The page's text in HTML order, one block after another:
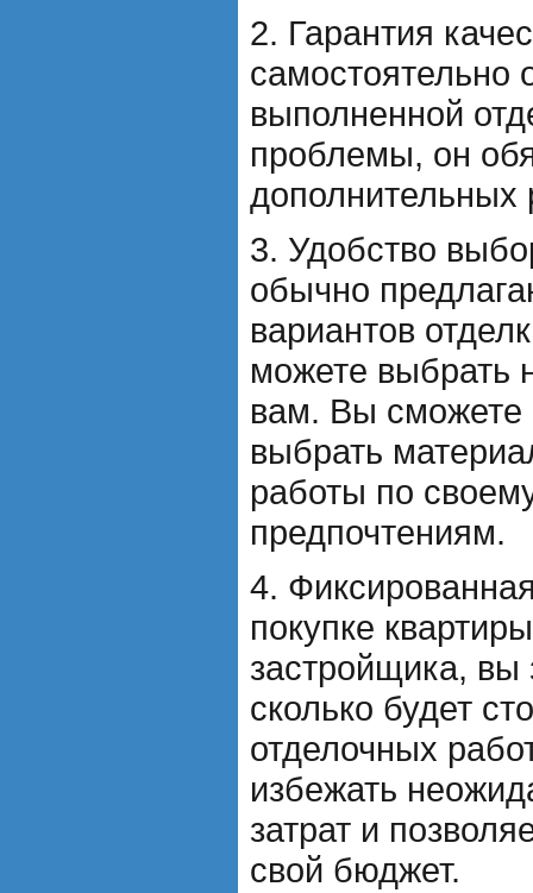
2. Гарантия
самостоятельно
выполненной
проблемы, он
дополнительных
3. Удобство
обычно
вариантов
можете выбрать
вам. Вы сможете
выбрать
работы по
предпочтениям.
4.
покупке
застройщика, вы
сколько будет
отделочных
избежать
затрат и
свой бюджет.